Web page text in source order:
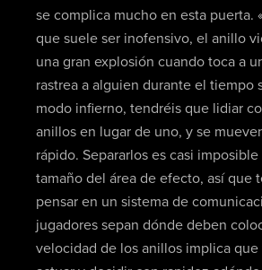
se complica mucho en esta puerta.
que suele ser inofensivo, el anillo
una gran explosión cuando toca a
rastrea a alguien durante el tiempo
modo infierno, tendréis que lidiar
anillos en lugar de uno, y se
rápido. Separarlos es casi imposible
tamaño del área de efecto, así que
pensar en un sistema de
jugadores sepan dónde deben
velocidad de los anillos implica